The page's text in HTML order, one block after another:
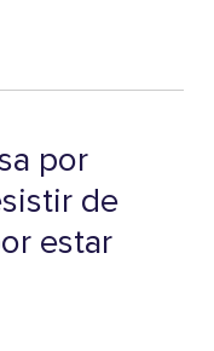
por
de
estar